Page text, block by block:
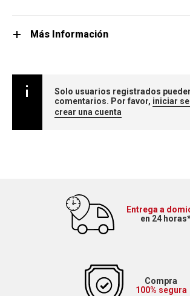
Más Información
Solo usuarios registrados
comentarios. Por favor, iniciar
crear una cuenta
Entrega a
en 24
Compra
100% segura